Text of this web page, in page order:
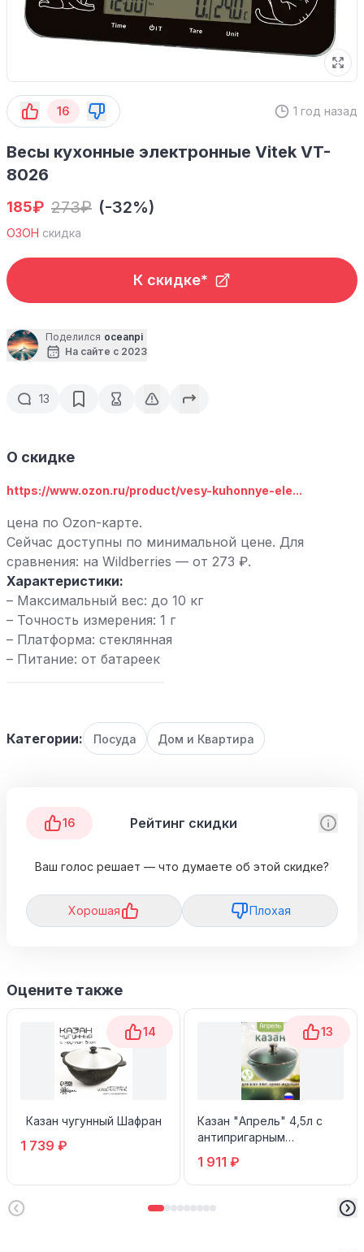
16 1 год назад
Весы кухонные электронные Vitek VT-
8026
185₽ 273₽ (-32%)
ОЗОН скидка
К скидке*
Поделился oceanpi
На сайте с 2023
13
О скидке
https://www.ozon.ru/product/vesy-kuhonnye-ele...
цена по Ozon-карте.
Сейчас доступны по минимальной цене. Для
сравнения: на Wildberries — от 273 ₽.
Характеристики:
– Максимальный вес: до 10 кг
– Точность измерения: 1 г
– Платформа: стеклянная
– Питание: от батареек
Категории: Посуда Дом и Квартира
16 Рейтинг скидки
Ваш голос решает — что думаете об этой скидке?
Хорошая Плохая
Оцените также
14
Казан чугунный Шафран
1 739 ₽
13
Казан "Апрель" 4,5л с
антипригарным
1 911 ₽